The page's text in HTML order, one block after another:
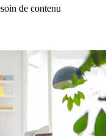
de contenu